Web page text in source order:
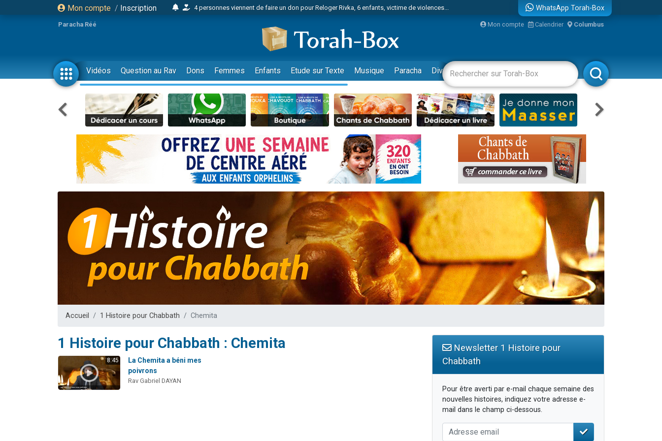
Mon compte / Inscription
4 personnes viennent de faire un don pour Reloger Rivka, 6 enfants, victime de violences...
17 personnes viennent de demander une bénédiction
4 personnes viennent de nous rejoindre sur WhatsApp
Il reste 49 places pour étudier en groupe sur Zoom
23 personnes viennent de faire un don pour Diane, 80 ans, dans un appartement insalubre
Eva vient de donner son Maasser
4 personnes viennent de nous rejoindre sur WhatsApp
3 personnes viennent de nous rejoindre sur WhatsApp
3 personnes viennent de faire un don pour 5 jours de vacances aux Orphelins
Odaya vient de donner son Maasser
2 personnes viennent de nous rejoindre sur WhatsApp
13 personnes viennent de demander une bénédiction
12 nouvelles musiques dans Torah-Box Music
30 personnes viennent de faire un don pour Sauvez la jambe de Yohan
Il reste 49 places pour étudier en groupe sur Zoom
3 personnes viennent de nous rejoindre sur WhatsApp
2 personnes viennent de nous rejoindre sur WhatsApp
2 nouvelles musiques dans Torah-Box Music
6 personnes viennent de nous rejoindre sur WhatsApp
WhatsApp Torah-Box
Paracha Réé Mon compte Calendrier Columbus
Vidéos Question au Rav Dons Femmes Enfants Etude sur Texte Musique Paracha Divertissements Livres Rabbanim
Accueil 1 Histoire pour Chabbath Chemita
1 Histoire pour Chabbath : Chemita
8:45
La Chemita a béni mes
poivrons
Rav Gabriel DAYAN
Newsletter 1 Histoire pour
Chabbath
Pour être averti par e-mail chaque semaine des
nouvelles histoires, indiquez votre adresse e-
mail dans le champ ci-dessous.